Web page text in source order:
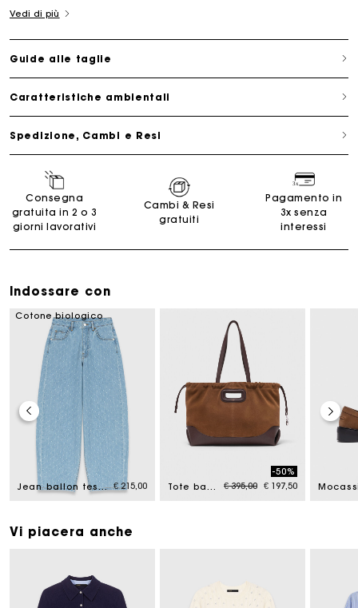
Vedi di più
Guide alle taglie
Caratteristiche ambientali
Spedizione, Cambi e Resi
Consegna
gratuita in 2 o 3
giorni lavorativi
Cambi & Resi
gratuiti
Pagamento in
3x senza
interessi
Indossare con
Cotone biologico
Jean ballon testurizzato € 215,00 Tote bag Milpli pelle e camoscio Price reduced from
€ 395,00to
-50%
€ 197,50
Vi piacera anche